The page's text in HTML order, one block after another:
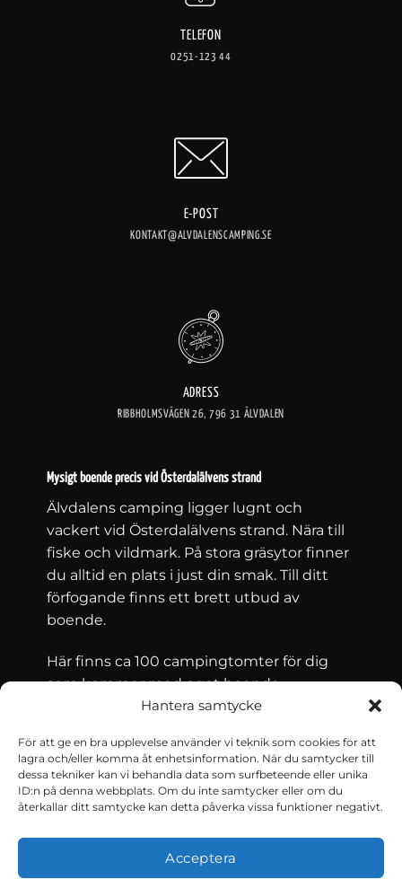
Hantera samtycke
För att ge en bra upplevelse använder vi teknik som cookies för att
lagra och/eller komma åt enhetsinformation. När du samtycker till
dessa tekniker kan vi behandla data som surfbeteende eller unika
ID:n på denna webbplats. Om du inte samtycker eller om du
återkallar ditt samtycke kan detta påverka vissa funktioner negativt.
Acceptera
TELEFON
0251-123 44
E-POST
KONTAKT@ALVDALENSCAMPING.SE
ADRESS
RIBBHOLMSVÄGEN 26, 796 31 ÄLVDALEN
Mysigt boende precis vid Österdalälvens strand
Älvdalens camping ligger lugnt och
vackert vid Österdalälvens strand. Nära till
fiske och vildmark. På stora gräsytor finner
du alltid en plats i just din smak. Till ditt
förfogande finns ett brett utbud av
boende.
Här finns ca 100 campingtomter för dig
som kommer med eget boende –
husvagn, husbil eller tält – och för dig som
Camping har 36 stugor för uthyrning.